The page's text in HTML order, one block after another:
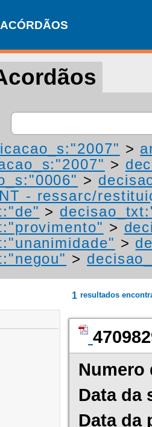
ACÓRDÃOS
>
>
>
- ressarc/
>
>
>
>
1 resultados
Numero
Data da
Data da